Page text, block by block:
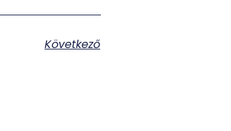
Következő